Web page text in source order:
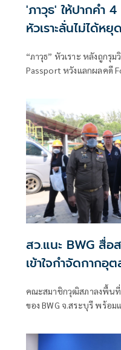
'ภาวุธ' ให้ปากคำ
หัวเราะลั่นไม่ได้ห
“ภาวุธ” หัวเราะ หลังถูกรุม
Passport หวังแลกผลคดี
พรรคประชาชน รับผิดชอ
สว.แนะ BWG สื่อ
เข้าใจกำจัดกากอุ
คณะสมาชิกวุฒิสภาลงพื้น
ของ BWG จ.สระบุรี พร้อม